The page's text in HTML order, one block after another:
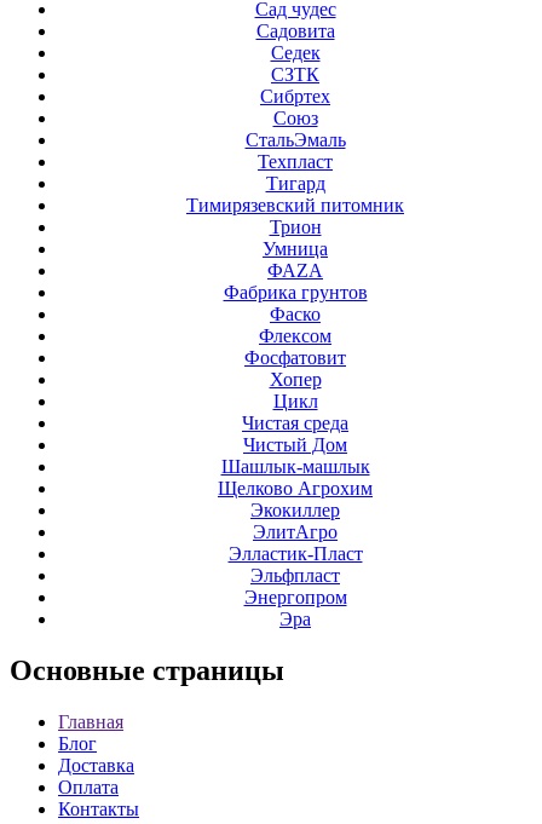
Сад чудес
Садовита
Седек
СЗТК
Сибртех
Союз
СтальЭмаль
Техпласт
Тигард
Тимирязевский питомник
Трион
Умница
ФАZА
Фабрика грунтов
Фаско
Флексом
Фосфатовит
Хопер
Цикл
Чистая среда
Чистый Дом
Шашлык-машлык
Щелково Агрохим
Экокиллер
ЭлитАгро
Элластик-Пласт
Эльфпласт
Энергопром
Эра
Основные страницы
Главная
Блог
Доставка
Оплата
Контакты